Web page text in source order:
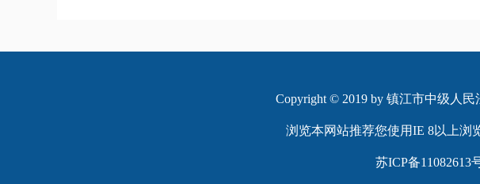
Copyright © 2019 by 镇江市中级人
浏览本网站推荐您使用IE 8以上浏
苏ICP备11082613